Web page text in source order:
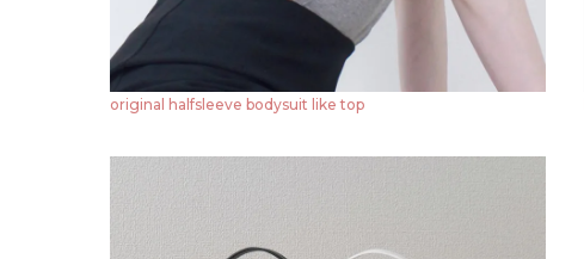
original halfsleeve bodysuit like top